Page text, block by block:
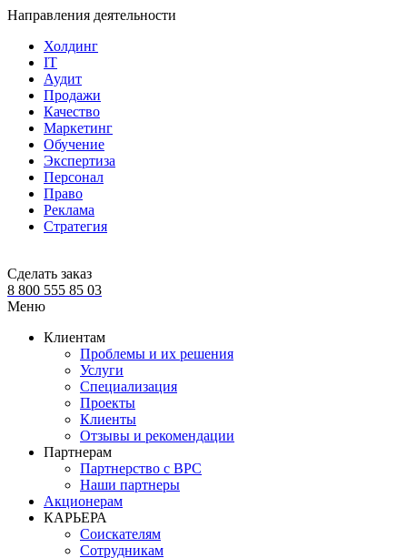
Направления деятельности
Холдинг
IT
Аудит
Продажи
Качество
Маркетинг
Обучение
Экспертиза
Персонал
Право
Реклама
Стратегия
Сделать заказ
8 800 555 85 03
Меню
Клиентам
Проблемы и их решения
Услуги
Специализация
Проекты
Клиенты
Отзывы и рекомендации
Партнерам
Партнерство с BPC
Наши партнеры
Акционерам
КАРЬЕРА
Соискателям
Сотрудникам